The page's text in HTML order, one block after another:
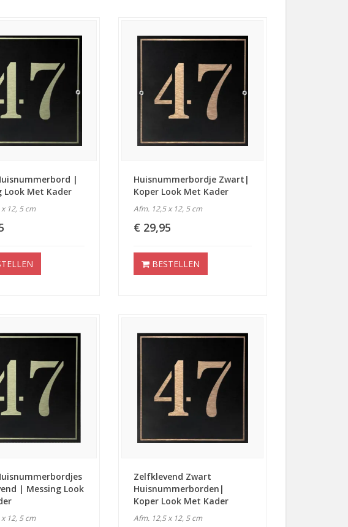
|
Look Met Kader
12, 5 cm
Huisnummerbordje Zwart|
Koper Look Met Kader
Afm. 12,5 x 12, 5 cm
€ 29,95
BESTELLEN
| Messing Look
12, 5 cm
Zelfklevend Zwart
Huisnummerborden|
Koper Look Met Kader
Afm. 12,5 x 12, 5 cm